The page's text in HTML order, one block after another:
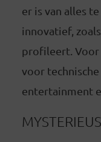
er is van alles
innovatief,
profileert.
voor
entertainment